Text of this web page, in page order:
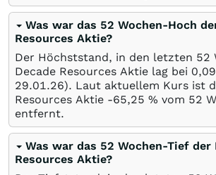
Was war das 52 Wochen-Hoch
Resources Aktie?
Der Höchststand, in den letzten 52
Decade Resources Aktie lag bei
29.01.26). Laut aktuellem Kurs ist
Resources Aktie -65,25 % vom 52
entfernt.
Was war das 52 Wochen-Tief der
Resources Aktie?